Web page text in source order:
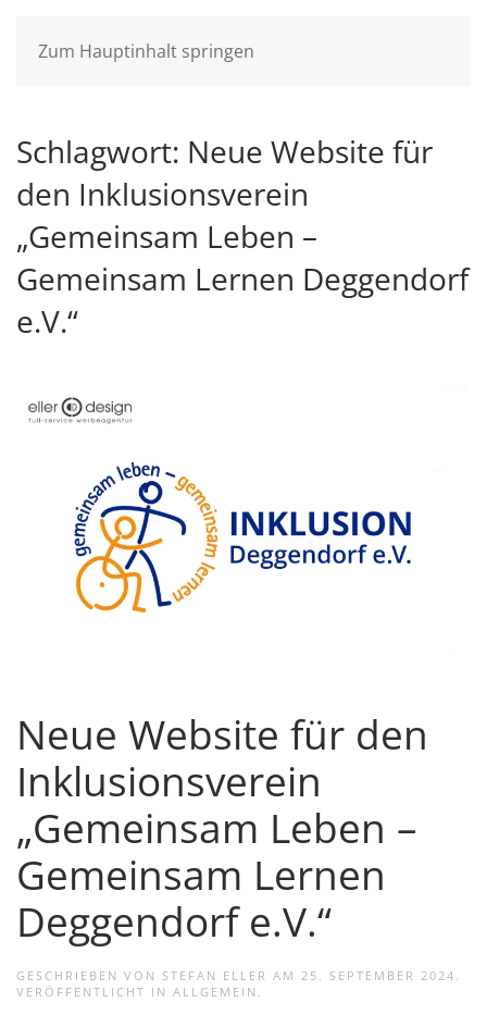
Zum Hauptinhalt springen
Schlagwort: Neue Website für
den Inklusionsverein
„Gemeinsam Leben –
Gemeinsam Lernen Deggendorf
e.V.“
Neue Website für den
Inklusionsverein
„Gemeinsam Leben –
Gemeinsam Lernen
Deggendorf e.V.“
GESCHRIEBEN VON STEFAN ELLER AM 25. SEPTEMBER 2024
VERÖFFENTLICHT IN ALLGEMEIN